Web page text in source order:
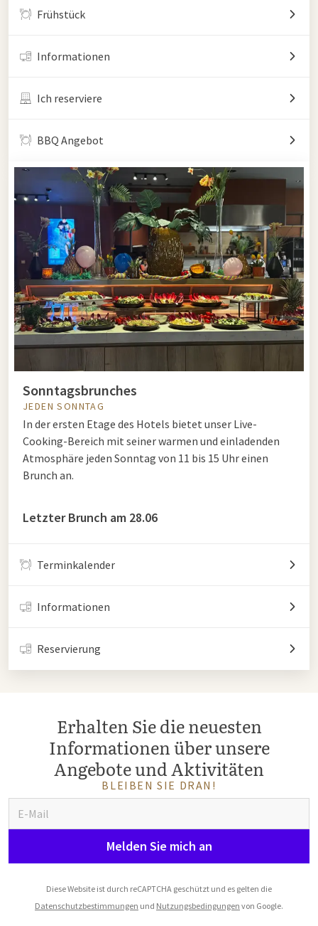
Frühstück
Informationen
Ich reserviere
BBQ Angebot
Sonntagsbrunches
JEDEN SONNTAG
In der ersten Etage des Hotels bietet unser Live-
Cooking-Bereich mit seiner warmen und einladenden
Atmosphäre jeden Sonntag von 11 bis 15 Uhr einen
Brunch an.
Letzter Brunch am 28.06
Terminkalender
Informationen
Reservierung
Erhalten Sie die neuesten
Informationen über unsere
Angebote und Aktivitäten
BLEIBEN SIE DRAN!
Melden Sie mich an
Diese Website ist durch reCAPTCHA geschützt und es gelten die
Datenschutzbestimmungen und Nutzungsbedingungen von Google.